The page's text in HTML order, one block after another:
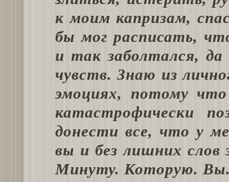
к моим капризам,
бы мог расписать,
и так заболтался,
чувств. Знаю из
эмоциях, потому
катастрофически
донести все, что у
вы и без лишних
Минуту. Которую.